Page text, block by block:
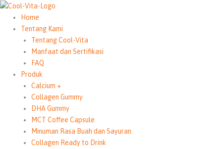
Lewati
konten
Home
Tentang Kami
Tentang Cool-Vita
Manfaat dan Sertifikasi
FAQ
Produk
Calcium +
Collagen Gummy
DHA Gummy
MCT Coffee Capsule
Minuman Rasa Buah dan Sayuran
Collagen Ready to Drink